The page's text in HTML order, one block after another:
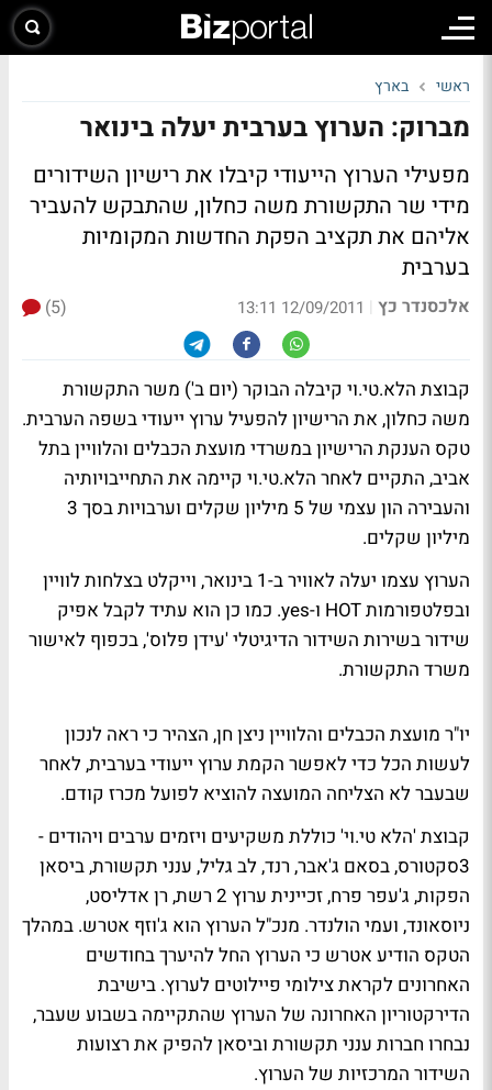
ראשי בארץ
מברוק: הערוץ בערבית יעלה בינואר
מפעילי הערוץ הייעודי קיבלו את רישיון השידורים
מידי שר התקשורת משה כחלון, שהתבקש להעביר
אליהם את תקציב הפקת החדשות המקומיות
בערבית
אלכסנדר כץ |
12/09/2011 13:11
(5)
קבוצת הלא.טי.וי קיבלה הבוקר (יום ב') משר התקשורת
משה כחלון, את הרישיון להפעיל ערוץ ייעודי בשפה הערבית.
טקס הענקת הרישיון במשרדי מועצת הכבלים והלוויין בתל
אביב, התקיים לאחר הלא.טי.וי קיימה את התחייבויותיה
והעבירה הון עצמי של 5 מיליון שקלים וערבויות בסך 3
מיליון שקלים.
הערוץ עצמו יעלה לאוויר ב-1 בינואר, וייקלט בצלחות לוויין
ובפלטפורמות HOT ו-yes. כמו כן הוא עתיד לקבל אפיק
שידור בשירות השידור הדיגיטלי 'עידן פלוס', בכפוף לאישור
משרד התקשורת.
יו"ר מועצת הכבלים והלוויין ניצן חן, הצהיר כי ראה לנכון
לעשות הכל כדי לאפשר הקמת ערוץ ייעודי בערבית, לאחר
שבעבר לא הצליחה המועצה להוציא לפועל מכרז קודם.
קבוצת 'הלא טי.וי' כוללת משקיעים ויזמים ערבים ויהודים -
3סקטורס, בסאם ג'אבר, רנד, לב גליל, ענני תקשורת, ביסאן
הפקות, ג'עפר פרח, זכיינית ערוץ 2 רשת, רן אדליסט,
ניוסאונד, ועמי הולנדר. מנכ"ל הערוץ הוא ג'וזף אטרש. במהלך
הטקס הודיע אטרש כי הערוץ החל להיערך בחודשים
האחרונים לקראת צילומי פיילוטים לערוץ. בישיבת
הדירקטוריון האחרונה של הערוץ שהתקיימה בשבוע שעבר,
נבחרו חברות ענני תקשורת וביסאן להפיק את רצועות
השידור המרכזיות של הערוץ.